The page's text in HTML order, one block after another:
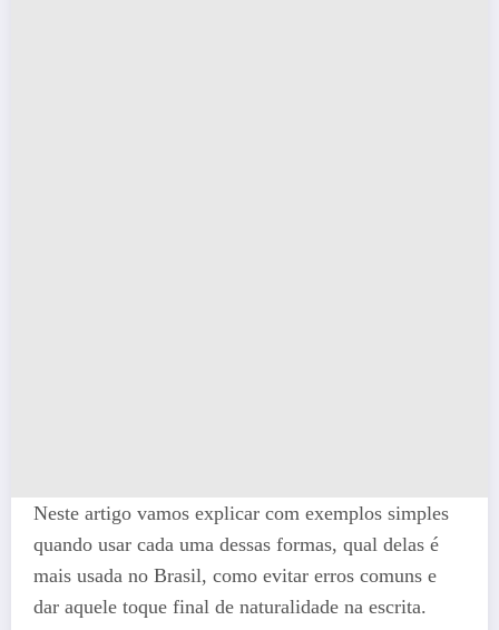
Neste artigo vamos explicar com exemplos simples
quando usar cada uma dessas formas, qual delas é
mais usada no Brasil, como evitar erros comuns e
dar aquele toque final de naturalidade na escrita.